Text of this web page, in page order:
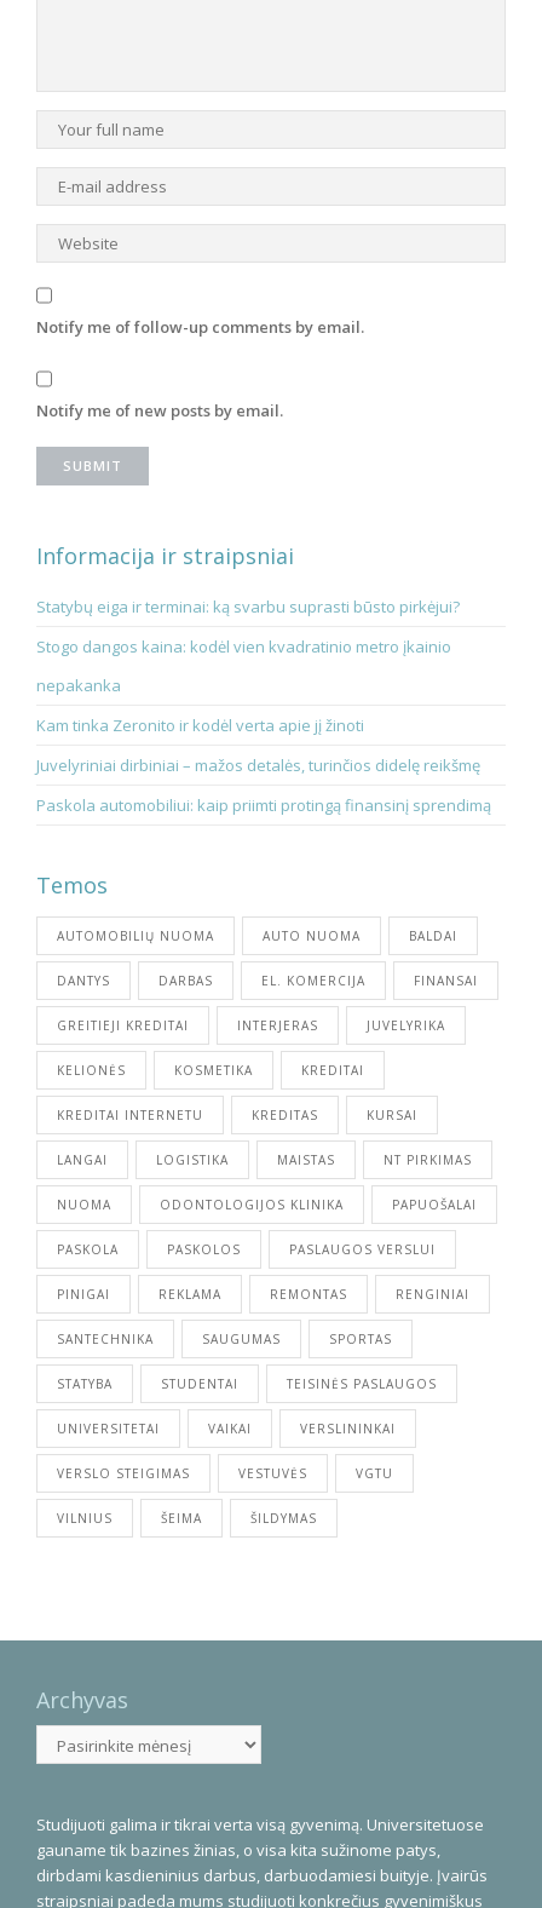
Notify me of follow-up comments by email.
Notify me of new posts by email.
Informacija ir straipsniai
Statybų eiga ir terminai: ką svarbu suprasti būsto pirkėjui?
Stogo dangos kaina: kodėl vien kvadratinio metro įkainio
nepakanka
Kam tinka Zeronito ir kodėl verta apie jį žinoti
Juvelyriniai dirbiniai – mažos detalės, turinčios didelę reikšmę
Paskola automobiliui: kaip priimti protingą finansinį sprendimą
Temos
AUTOMOBILIŲ NUOMA AUTO NUOMA BALDAI
DANTYS DARBAS EL. KOMERCIJA FINANSAI
GREITIEJI KREDITAI INTERJERAS JUVELYRIKA
KELIONĖS KOSMETIKA KREDITAI
KREDITAI INTERNETU KREDITAS KURSAI
LANGAI LOGISTIKA MAISTAS NT PIRKIMAS
NUOMA ODONTOLOGIJOS KLINIKA PAPUOŠALAI
PASKOLA PASKOLOS PASLAUGOS VERSLUI
PINIGAI REKLAMA REMONTAS RENGINIAI
SANTECHNIKA SAUGUMAS SPORTAS
STATYBA STUDENTAI TEISINĖS PASLAUGOS
UNIVERSITETAI VAIKAI VERSLININKAI
VERSLO STEIGIMAS VESTUVĖS VGTU
VILNIUS ŠEIMA ŠILDYMAS
Archyvas
Archyvas
Studijuoti galima ir tikrai verta visą gyvenimą. Universitetuose
gauname tik bazines žinias, o visa kita sužinome patys,
dirbdami kasdieninius darbus, darbuodamiesi buityje. Įvairūs
straipsniai padeda mums studijuoti konkrečius gyvenimiškus